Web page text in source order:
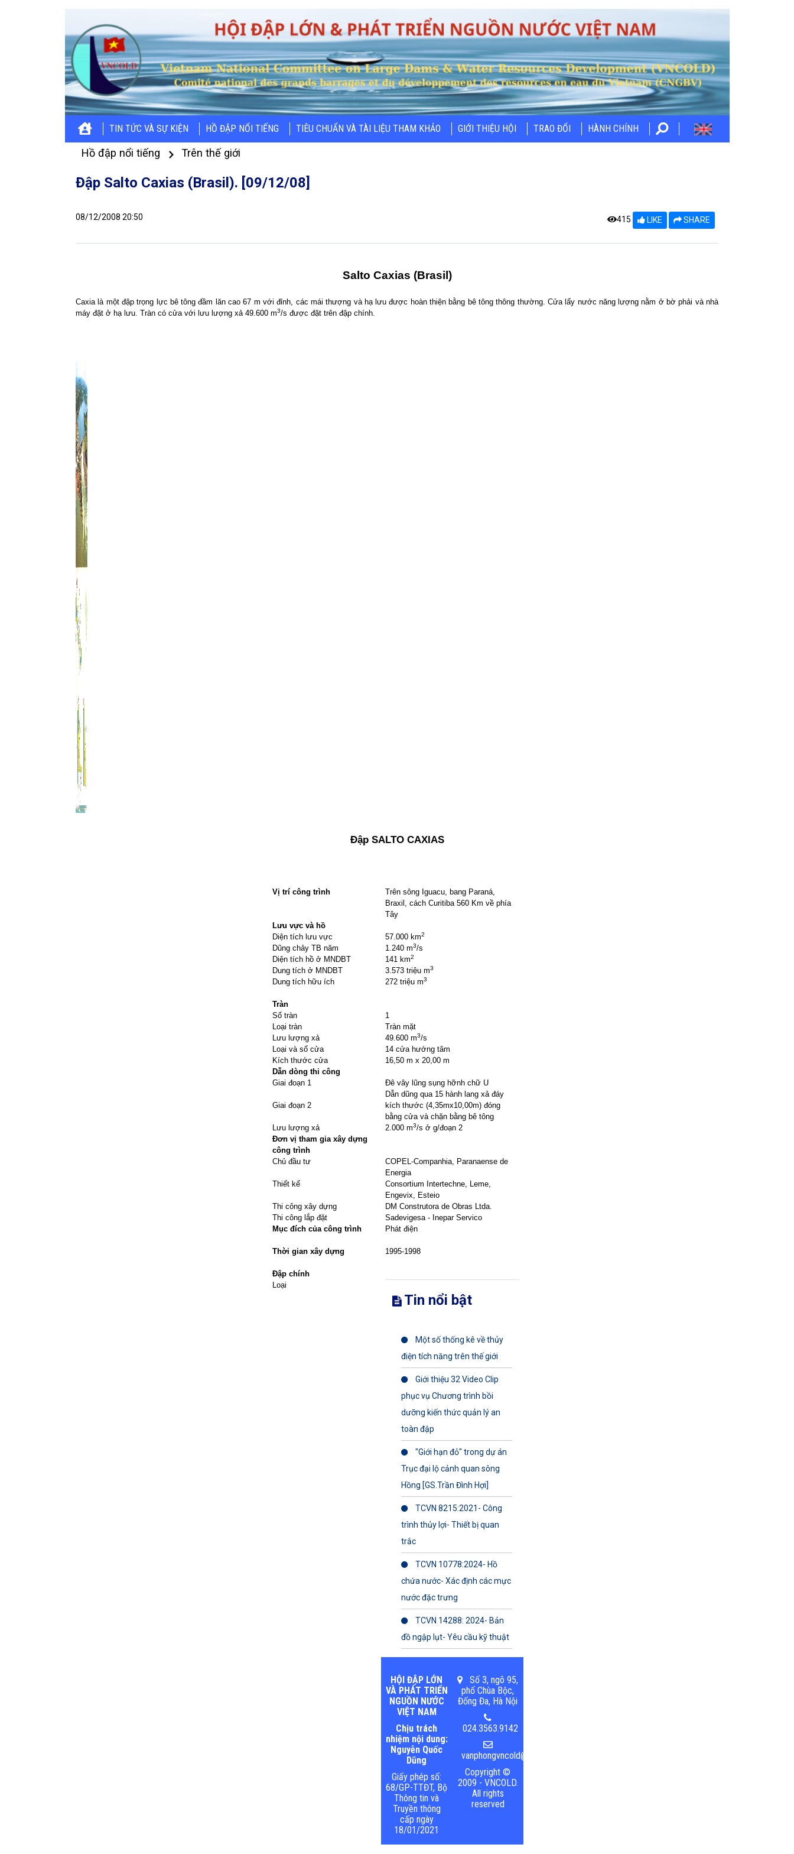
TIN TỨC VÀ SỰ KIỆN HỒ ĐẬP NỔI TIẾNG TIÊU CHUẨN VÀ TÀI LIỆU THAM KHẢO GIỚI THIỆU HỘI TRAO ĐỔI HÀNH CHÍNH
Hồ đập nổi tiếng Trên thế giới
Đập Salto Caxias (Brasil). [09/12/08]
08/12/2008 20:50 415 LIKE SHARE
Salto Caxias (Brasil)
Caxia là một đập trọng lực bê tông đầm lăn cao 67 m với đỉnh, các mái thượng và hạ lưu được hoàn thiện bằng bê tông thông thường. Cửa lấy nước năng lượng nằm ở bờ phải và nhà
máy đặt ở hạ lưu. Tràn có cửa với lưu lượng xả 49.600 m3/s được đặt trên đập chính.
Đập SALTO CAXIAS
Vị trí công trình Trên sông Iguacu, bang Paraná,
Braxil, cách Curitiba 560 Km về phía
Tây
Lưu vực và hồ
Diện tích lưu vực
57.000 km2
Dũng chảy TB năm 1.240 m3/s
Diện tích hồ ở MNDBT
141 km2
Dung tích ở MNDBT 3.573 triệu m3
Dung tích hữu ích 272 triệu m3
Tràn
Số tràn
1
Loại tràn
Tràn mặt
Lưu lượng xả
49.600 m3/s
Loại và số cửa
14 cửa hướng tâm
Kích thước cửa
16,50 m x 20,00 m
Dẫn dòng thi công
Giai đoạn 1
Giai đoạn 2
Đê vây lũng sụng hỡnh chữ U
Dẫn dũng qua 15 hành lang xả đáy
kích thước (4,35mx10,00m) đóng
bằng cửa và chặn bằng bê tông
Lưu lượng xả
2.000 m3/s ở g/đoạn 2
Đơn vị tham gia xây dựng
công trình
Chủ đầu tư
COPEL-Companhia, Paranaense de
Energia
Thiết kế
Consortium Intertechne, Leme,
Engevix, Esteio
Thi công xây dựng
DM Construtora de Obras Ltda.
Thi công lắp đặt
Sadevigesa - Inepar Servico
Mục đích của công trình
Thời gian xây dựng
Phát điện
1995-1998
Đập chính
Loại
Tin nổi bật
Một số thống kê về thủy
điện tích năng trên thế giới
Giới thiệu 32 Video Clip
phục vụ Chương trình bồi
dưỡng kiến thức quản lý an
toàn đập
"Giới hạn đỏ" trong dự án
Trục đại lộ cảnh quan sông
Hồng [GS.Trần Đình Hợi]
TCVN 8215:2021- Công
trình thủy lợi- Thiết bị quan
trắc
TCVN 10778:2024- Hồ
chứa nước- Xác định các mực
nước đặc trưng
TCVN 14288: 2024- Bản
đồ ngập lụt- Yêu cầu kỹ thuật
HỘI ĐẬP LỚN
VÀ PHÁT TRIỂN
NGUỒN NƯỚC
VIỆT NAM
Chịu trách
nhiệm nội dung:
Nguyễn Quốc
Dũng
Giấy phép số:
68/GP-TTĐT, Bộ
Thông tin và
Truyền thông
cấp ngày
18/01/2021
Số 3, ngõ 95,
phố Chùa Bộc,
Đống Đa, Hà Nội
024.3563.9142
vanphongvncold@mard.gov.vn
Copyright ©
2009 - VNCOLD.
All rights
reserved